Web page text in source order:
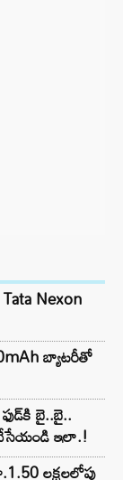
Nexon
బ్యాటరీతో
బై..బై..
ఇలా.!
లక్షలలోపు